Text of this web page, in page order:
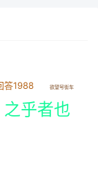
答1988 欲望号街车
之乎者也